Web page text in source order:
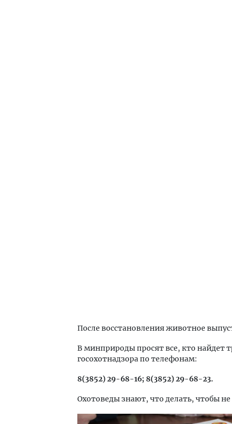
После восстановления животное
В минприроды просят все, кто найдет
госохотнадзора по телефонам:
8(3852) 29-68-16; 8(3852) 29-68-23.
Охотоведы знают, что делать, чтобы